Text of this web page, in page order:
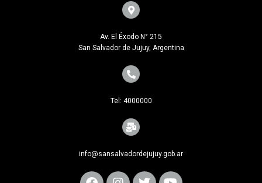
Av. El Éxodo N° 215
San Salvador de Jujuy, Argentina
Tel: 4000000
info@sansalvadordejujuy.gob.ar